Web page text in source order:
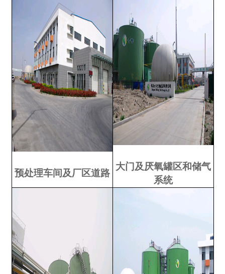
预处理车间及厂区道路
大门及厌氧罐区和储气
系统